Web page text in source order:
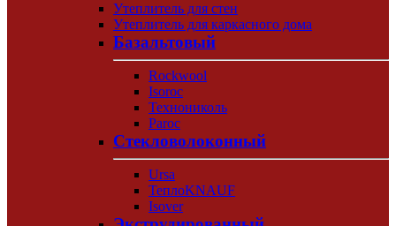
Утеплитель для стен
Утеплитель для каркасного дома
Базальтовый
Rockwool
Isoroc
Технониколь
Paroc
Стекловолоконный
Ursa
ТеплоKNAUF
Isover